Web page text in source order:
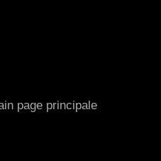
page principale